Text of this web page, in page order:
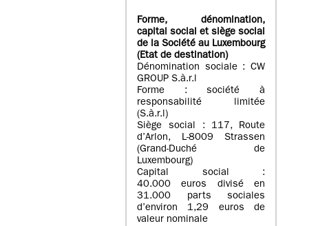
Forme, dénomination,
capital social et siège social
de la Société au Luxembourg
(Etat de destination)
Dénomination sociale : CW
GROUP S.à.r.l
Forme : société à
responsabilité limitée
(S.à.r.l)
Siège social : 117, Route
d’Arlon, L-8009 Strassen
(Grand-Duché de
Luxembourg)
Capital social :
40.000 euros divisé en
31.000 parts sociales
d’environ 1,29 euros de
valeur nominale